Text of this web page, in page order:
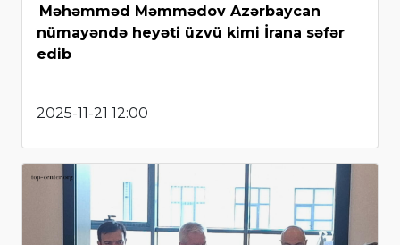
Məhəmməd Məmmədov Azərbaycan
nümayəndə heyəti üzvü kimi İrana səfər
edib
2025-11-21 12:00